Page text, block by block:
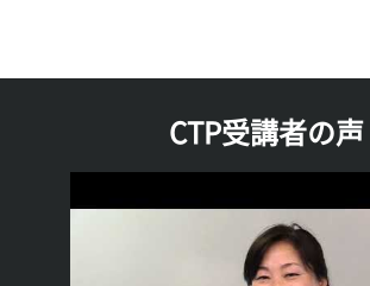
CTP受講者の声